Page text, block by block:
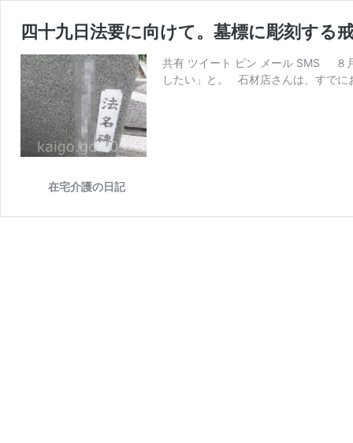
四十九日法要に向けて。墓標に彫刻する
共有 ツイート ピン メール SMS ８
したい」と。 石材店さんは、すで
在宅介護の日記